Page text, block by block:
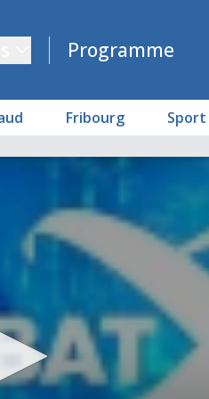
Programme
Fribourg Sport